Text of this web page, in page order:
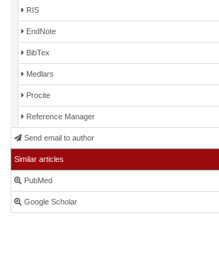
RIS
EndNote
BibTex
Medlars
Procite
Reference Manager
Send email to author
Similar articles
PubMed
Google Scholar